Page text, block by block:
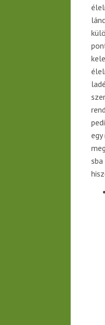
lánc
egy